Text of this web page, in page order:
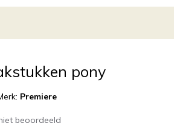
pony
Premiere
beoordeeld